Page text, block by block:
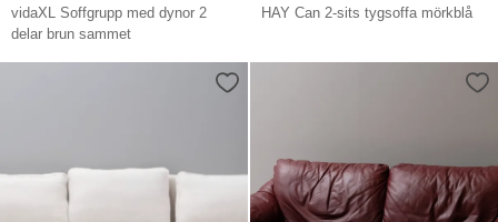
vidaXL Soffgrupp med dynor 2
delar brun sammet
HAY Can 2-sits tygsoffa mörkblå